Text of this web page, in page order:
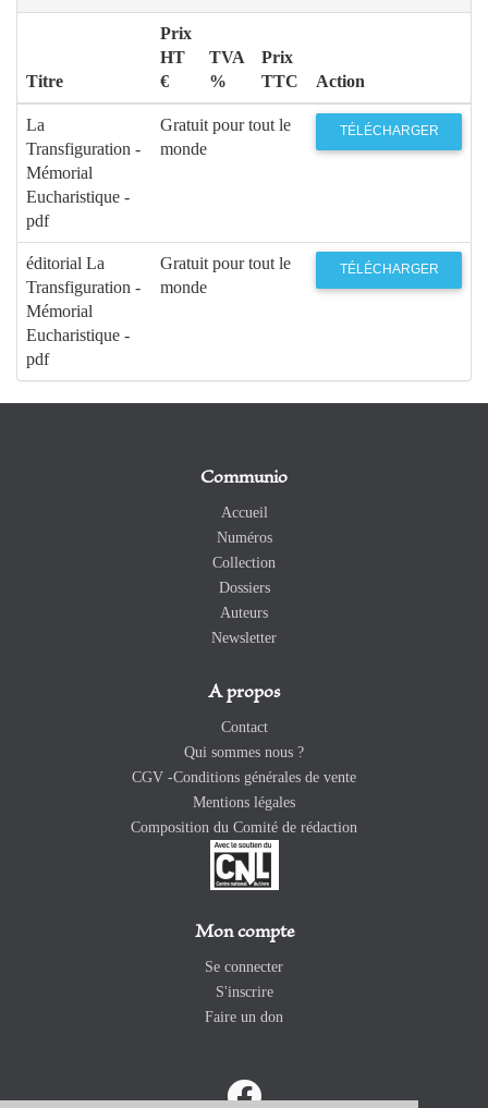
Titre
Prix
HT
€
TVA
%
Prix
TTC
Action
La
Transfiguration -
Mémorial
Eucharistique -
pdf
Gratuit pour tout le
monde
TÉLÉCHARGER
éditorial La
Transfiguration -
Mémorial
Eucharistique -
pdf
Gratuit pour tout le
monde
TÉLÉCHARGER
Communio
Accueil
Numéros
Collection
Dossiers
Auteurs
Newsletter
A propos
Contact
Qui sommes nous ?
CGV -Conditions générales de vente
Mentions légales
Composition du Comité de rédaction
Mon compte
Se connecter
S'inscrire
Faire un don